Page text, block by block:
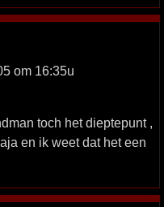
om 16:35u
toch het dieptepunt ,
en ik weet dat het een